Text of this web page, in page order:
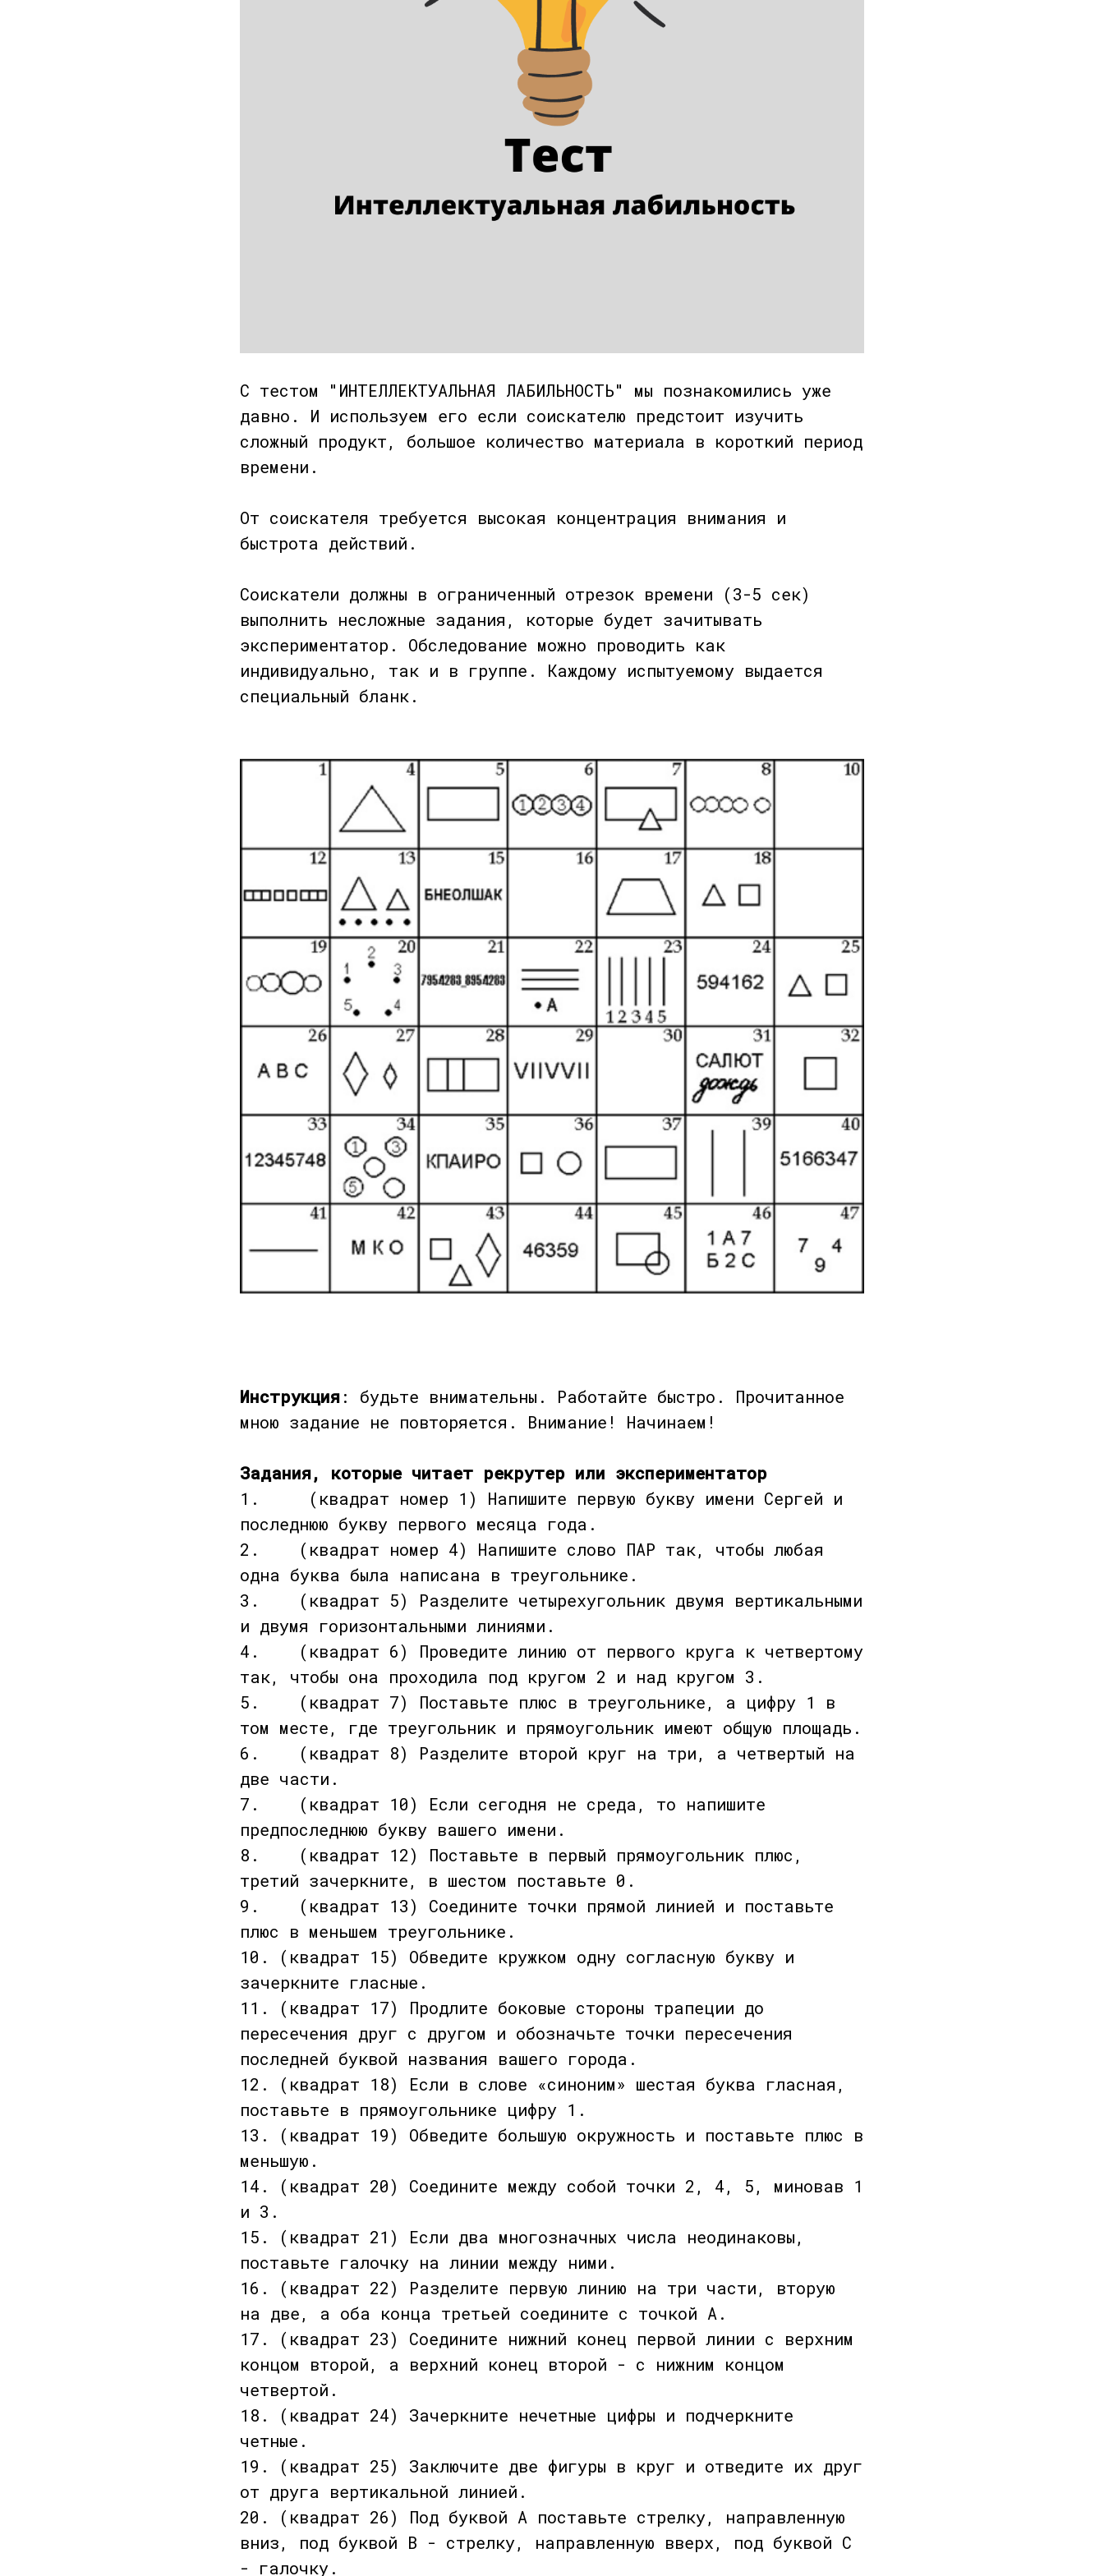
С тестом "ИНТЕЛЛЕКТУАЛЬНАЯ ЛАБИЛЬНОСТЬ" мы познакомились уже
давно. И используем его если соискателю предстоит изучить
сложный продукт, большое количество материала в короткий период
времени.
От соискателя требуется высокая концентрация внимания и
быстрота действий.
Соискатели должны в ограниченный отрезок времени (3-5 сек)
выполнить несложные задания, которые будет зачитывать
экспериментатор. Обследование можно проводить как
индивидуально, так и в группе. Каждому испытуемому выдается
специальный бланк.
Инструкция: будьте внимательны. Работайте быстро. Прочитанное
мною задание не повторяется. Внимание! Начинаем!
Задания, которые читает рекрутер или экспериментатор
1. (квадрат номер 1) Напишите первую букву имени Сергей и
последнюю букву первого месяца года.
2. (квадрат номер 4) Напишите слово ПАР так, чтобы любая
одна буква была написана в треугольнике.
3. (квадрат 5) Разделите четырехугольник двумя вертикальными
и двумя горизонтальными линиями.
4. (квадрат 6) Проведите линию от первого круга к четвертому
так, чтобы она проходила под кругом 2 и над кругом 3.
5. (квадрат 7) Поставьте плюс в треугольнике, а цифру 1 в
том месте, где треугольник и прямоугольник имеют общую площадь.
6. (квадрат 8) Разделите второй круг на три, а четвертый на
две части.
7. (квадрат 10) Если сегодня не среда, то напишите
предпоследнюю букву вашего имени.
8. (квадрат 12) Поставьте в первый прямоугольник плюс,
третий зачеркните, в шестом поставьте 0.
9. (квадрат 13) Соедините точки прямой линией и поставьте
плюс в меньшем треугольнике.
10. (квадрат 15) Обведите кружком одну согласную букву и
зачеркните гласные.
11. (квадрат 17) Продлите боковые стороны трапеции до
пересечения друг с другом и обозначьте точки пересечения
последней буквой названия вашего города.
12. (квадрат 18) Если в слове «синоним» шестая буква гласная,
поставьте в прямоугольнике цифру 1.
13. (квадрат 19) Обведите большую окружность и поставьте плюс в
меньшую.
14. (квадрат 20) Соедините между собой точки 2, 4, 5, миновав 1
и 3.
15. (квадрат 21) Если два многозначных числа неодинаковы,
поставьте галочку на линии между ними.
16. (квадрат 22) Разделите первую линию на три части, вторую
на две, а оба конца третьей соедините с точкой А.
17. (квадрат 23) Соедините нижний конец первой линии с верхним
концом второй, а верхний конец второй - с нижним концом
четвертой.
18. (квадрат 24) Зачеркните нечетные цифры и подчеркните
четные.
19. (квадрат 25) Заключите две фигуры в круг и отведите их друг
от друга вертикальной линией.
20. (квадрат 26) Под буквой А поставьте стрелку, направленную
вниз, под буквой В - стрелку, направленную вверх, под буквой С
- галочку.